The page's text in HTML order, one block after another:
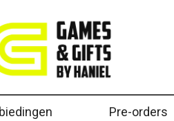
Pre-orders